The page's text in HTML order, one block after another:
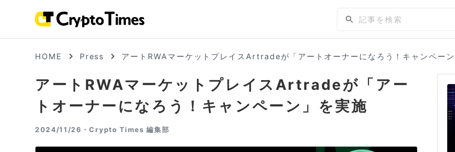
HOME Press アートRWAマーケットプレイスArtradeが「アートオーナーになろう！キャンペー
アートRWAマーケットプレイスArtradeが「アー
トオーナーになろう！キャンペーン」を実施
2024/11/26・Crypto Times 編集部